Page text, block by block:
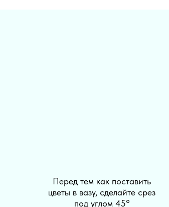
Перед тем как поставить
цветы в вазу, сделайте срез
под углом 45°